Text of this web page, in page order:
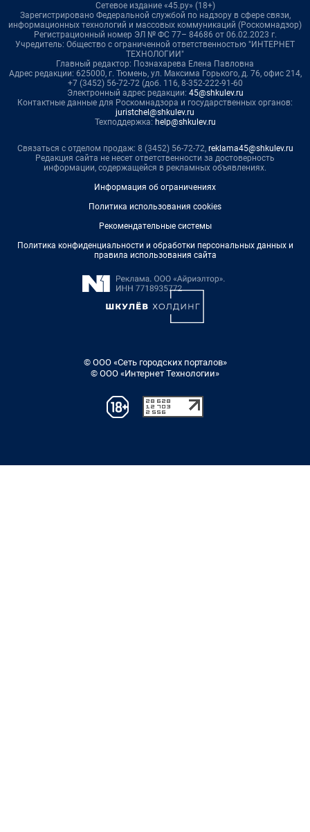
Сетевое издание «45.ру» (18+)
Зарегистрировано Федеральной службой по надзору в сфере связи,
информационных технологий и массовых коммуникаций (Роскомнадзор)
Регистрационный номер ЭЛ № ФС 77– 84686 от 06.02.2023 г.
Учредитель: Общество с ограниченной ответственностью "ИНТЕРНЕТ
ТЕХНОЛОГИИ"
Главный редактор: Познахарева Елена Павловна
Адрес редакции: 625000, г. Тюмень, ул. Максима Горького, д. 76, офис 214,
+7 (3452) 56-72-72 (доб. 116, 8-352-222-91-60
Электронный адрес редакции: 45@shkulev.ru
Контактные данные для Роскомнадзора и государственных органов:
juristchel@shkulev.ru
Техподдержка: help@shkulev.ru
Связаться с отделом продаж: 8 (3452) 56-72-72, reklama45@shkulev.ru
Редакция сайта не несет ответственности за достоверность
информации, содержащейся в рекламных объявлениях.
Информация об ограничениях
Политика использования cookies
Рекомендательные системы
Политика конфиденциальности и обработки персональных данных и
правила использования сайта
© ООО «Сеть городских порталов»
© ООО «Интернет Технологии»